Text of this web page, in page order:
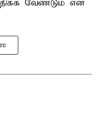
வேண்டும் என